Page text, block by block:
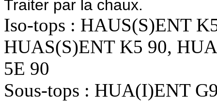
Traiter par la chaux.
Iso-tops : HAUS(S)ENT
HUAS(S)ENT K5 90,
5E 90
Sous-tops : HUA(I)ENT